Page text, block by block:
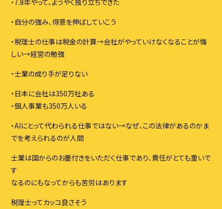
・7.8年やって、ようやく独り立ちできた
・自分の強み、得意を伸ばしていこう
・税理士の仕事は税金の計算→会社がやっていけなくなることが悔
しい→経営の勉強
・士業の成り手が足りない
・日本に会社は350万社ある
・個人事業も350万人いる
・AIにとって代わられる仕事ではない→なぜ、この法律があるのかま
でを考えられるのが人間
士業は国からのお墨付きをいただく仕事であり、責任がとても重いで
す
なるのにもなってからも苦労はあります
税理士ってカッコ良さそう